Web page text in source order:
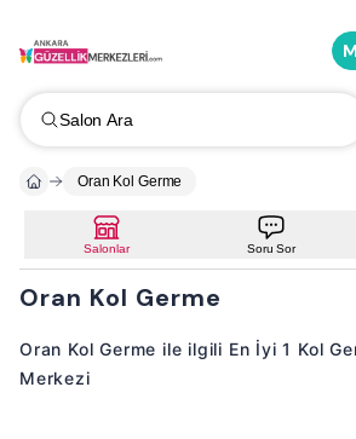
Salon Ara
Oran Kol Germe
Salonlar Soru Sor
Oran Kol Germe
Oran Kol Germe ile ilgili En İyi 1 Kol
Merkezi